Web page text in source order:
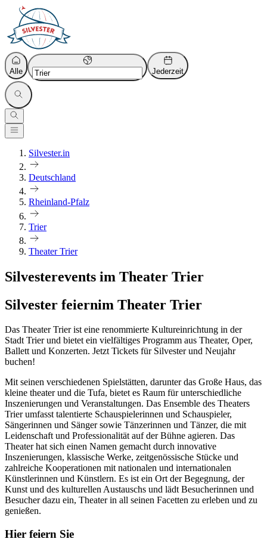
Alle Jederzeit
Silvester.in
Deutschland
Rheinland-Pfalz
Trier
Theater Trier
Silvesterevents im Theater Trier
Silvester feiernim Theater Trier
Das Theater Trier ist eine renommierte Kultureinrichtung in der
Stadt Trier und bietet ein vielfältiges Programm aus Theater, Oper,
Ballett und Konzerten. Jetzt Tickets für Silvester und Neujahr
buchen!
Mit seinen verschiedenen Spielstätten, darunter das Große Haus, das
kleine theater und die Tufa, bietet es Raum für unterschiedliche
Inszenierungen und Veranstaltungen. Das Ensemble des Theaters
Trier umfasst talentierte Schauspielerinnen und Schauspieler,
Sängerinnen und Sänger sowie Tänzerinnen und Tänzer, die mit
Leidenschaft und Professionalität auf der Bühne agieren. Das
Theater hat sich einen Namen gemacht durch innovative
Inszenierungen, klassische Werke, zeitgenössische Stücke und
zahlreiche Kooperationen mit nationalen und internationalen
Künstlerinnen und Künstlern. Es ist ein Ort der Begegnung, der
Kunst und des kulturellen Austauschs und lädt Besucherinnen und
Besucher dazu ein, Theater in all seinen Facetten zu erleben und zu
genießen.
Hier feiern Sie